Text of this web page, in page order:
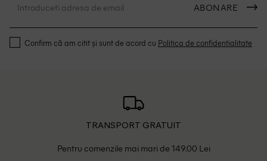
ABONARE
Confirm că am citit și sunt de acord cu Politica de confidentialitate
TRANSPORT GRATUIT
Pentru comenzile mai mari de 149.00 Lei